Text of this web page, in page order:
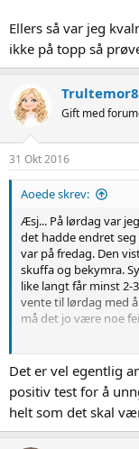
Ellers så var jeg
ikke på topp så
Gift med
31 Okt 2016
Aoede skrev:
Æsj... På lørdag var
det hadde endret seg
var på fredag. Den
skuffa og bekymra.
like langt får minst 2-
vente til lørdag med
må det jo være noe
Ellers så var jeg
topp så prøver å ta
Det er vel egentlig
positiv test for å
helt som det skal